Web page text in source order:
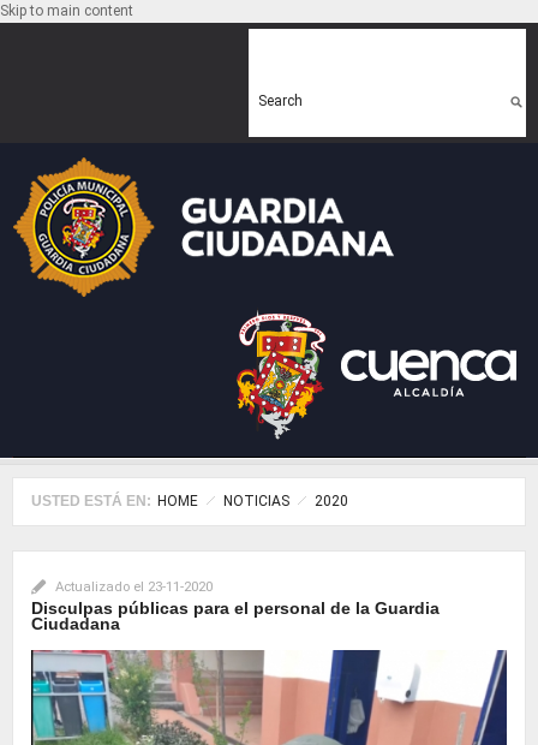
Skip to main content
Search
USTED ESTÁ EN: HOME NOTICIAS 2020
Actualizado el 23-11-2020
Disculpas públicas para el personal de la Guardia
Ciudadana